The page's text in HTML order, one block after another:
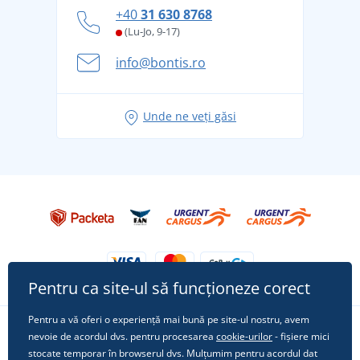
și în siguranță
Aventura de vară începe cu bagajul - pregătiți-vă
Tricoul preferat City în rol principal: ținute pentru
+4031 630 8768
(Lu-Jo, 9-17)
info@bontis.ro
Unde ne veți găsi
Urmărește-ne pe rețelele sociale
Pentru ca site-ul să funcționeze corect
Pentru a vă oferi o experiență mai bună pe site-ul nostru, avem
nevoie de acordul dvs. pentru procesarea cookie-urilor- fișiere mici
stocate temporar în browserul dvs. Mulțumim pentru acordul dat